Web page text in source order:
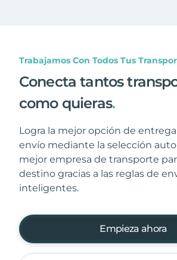
Trabajamos Con Todos Tus
Conecta tantos
como quieras.
Logra la mejor opción de
envío mediante la selección
mejor empresa de transporte
destino gracias a las reglas de
inteligentes.
Empieza ahora